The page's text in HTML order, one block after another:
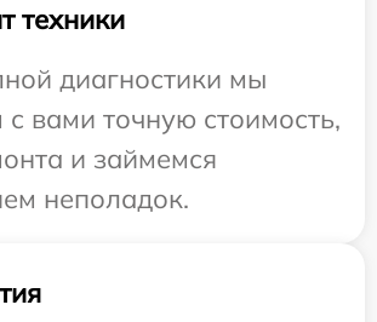
техники
диагностики мы
с вами точную стоимость,
и займемся
неполадок.